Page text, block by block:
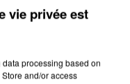
vie privée est
processing based on
and/or access